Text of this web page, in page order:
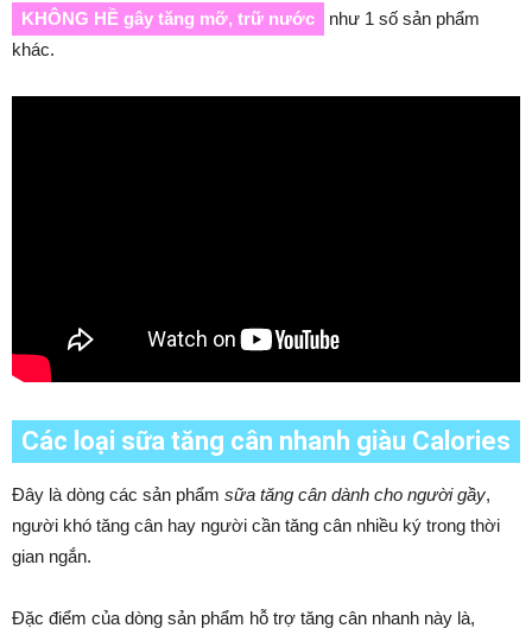
KHÔNG HỀ gây tăng mỡ, trữ nước
như 1 số sản phẩm
khác.
Các loại sữa tăng cân nhanh giàu Calories
Đây là dòng các sản phẩm sữa tăng cân dành cho người gầy,
người khó tăng cân hay người cần tăng cân nhiều ký trong thời
gian ngắn.
Đặc điểm của dòng sản phẩm hỗ trợ tăng cân nhanh này là,